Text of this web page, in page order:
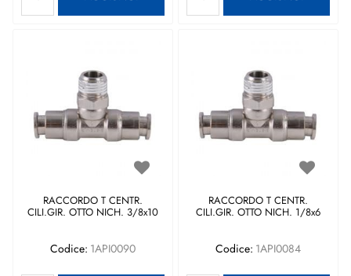
RACCORDO T CENTR.
CILI.GIR. OTTO NICH. 3/8x10
Codice: 1API0090
RACCORDO T CENTR.
CILI.GIR. OTTO NICH. 1/8x6
Codice: 1API0084